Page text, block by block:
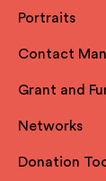
Portraits
Contact
Grant and
Networks
Donation